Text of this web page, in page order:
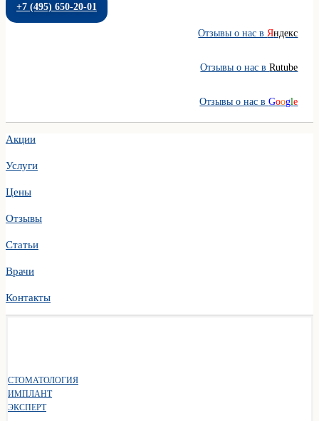
+7 (495) 650-20-01
Отзывы о нас вЯндекс
Отзывы о нас вRutube
Отзывы о нас вGoogle
Акции
Услуги
Цены
Отзывы
Статьи
Врачи
Контакты
СТОМАТОЛОГИЯ
ИМПЛАНТ
ЭКСПЕРТ